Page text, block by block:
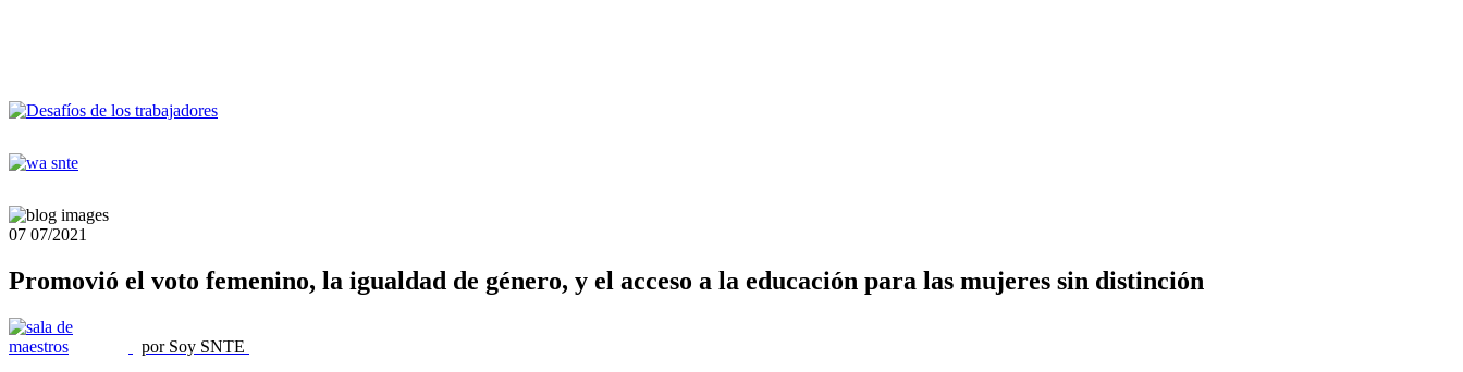
07 07/2021
Promovió el voto femenino, la igualdad de género, y el acceso a la educación para las mujeres sin distinción
por Soy SNTE